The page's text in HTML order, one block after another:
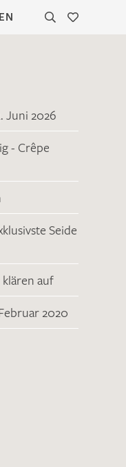
EN
Juni 2026
- Crêpe
Seide
auf
2020